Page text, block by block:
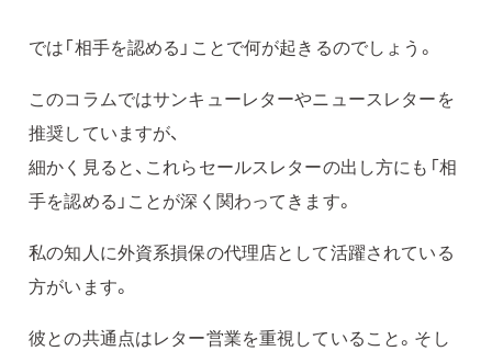
では「相手を認める」ことで何が起きるのでしょう。
このコラムではサンキューレターやニュースレターを
推奨していますが、
細かく見ると、これらセールスレターの出し方にも「相
手を認める」ことが深く関わってきます。
私の知人に外資系損保の代理店として活躍されている
方がいます。
彼との共通点はレター営業を重視していること。そし